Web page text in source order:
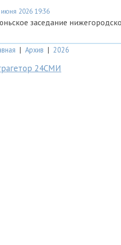
2026 19:36
заседание
| Архив | 2026
24СМИ